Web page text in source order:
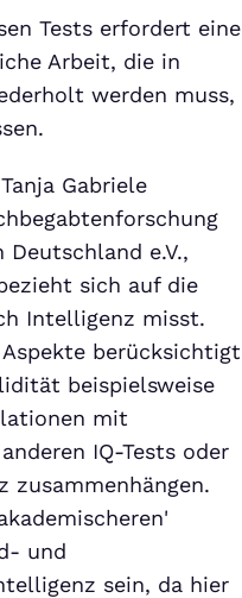
Tests erfordert eine
Arbeit, die in
werden muss,
Gabriele
e.V.,
sich auf die
Intelligenz misst.
berücksichtigt
beispielsweise
mit
IQ-Tests oder
zusammenhängen.
und
sein, da hier